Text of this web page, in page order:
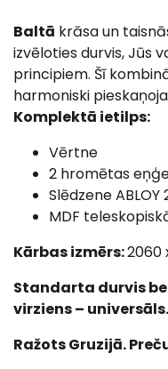
Baltā krāsa un
izvēloties durvis, Jūs
principiem. Šī
harmoniski
Komplektā ietilps:
Vērtne
2 hromētas
Slēdzene ABLOY
MDF
Kārbas izmērs:2060
Standarta durvis
virziens – universāls.
Ražots Gruzijā.